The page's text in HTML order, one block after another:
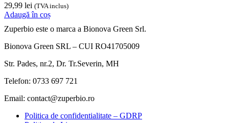
29,99 lei (TVA inclus)
Adaugă în coș
Zuperbio este o marca a Bionova Green Srl.
Bionova Green SRL – CUI RO41705009
Str. Pades, nr.2, Dr. Tr.Severin, MH
Telefon: 0733 697 721
Email: contact@zuperbio.ro
Politica de confidentialitate – GDRP